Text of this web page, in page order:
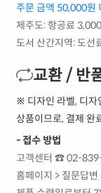
주문 금액 50,000원
제주도: 항공료
도서 산간지역: 도선
교환 / 반
※ 디자인 라벨, 디자
상품이므로, 결제 완
- 접수 방법
고객센터 ☎ 02-
홈페이지 > 질문답변